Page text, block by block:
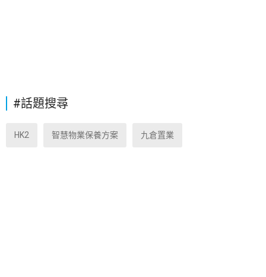
#話題搜尋
HK2 智慧物業保養方案 九倉置業